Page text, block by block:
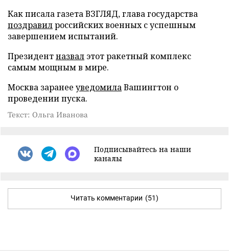
Как писала газета ВЗГЛЯД, глава государства
поздравилроссийских военных с успешным
завершением испытаний.
Президентназвал этот ракетный комплекс
самым мощным в мире.
Москва заранее уведомилаВашингтон о
проведении пуска.
Текст: Ольга Иванова
Подписывайтесь на наши
каналы
Читать комментарии (51)